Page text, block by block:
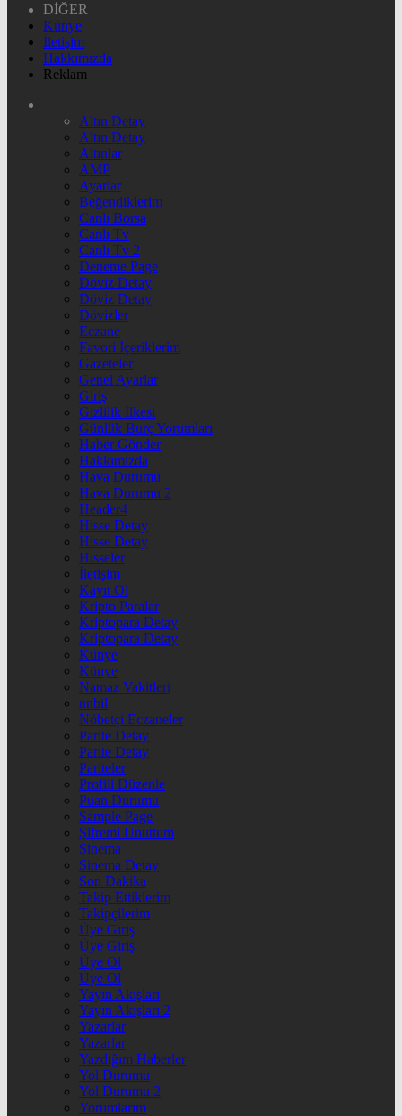
DİĞER
Künye
İletişim
Hakkımızda
Reklam
Altın Detay
Altın Detay
Altınlar
AMP
Ayarlar
Beğendiklerim
Canlı Borsa
Canlı Tv
Canlı Tv 2
Deneme Page
Döviz Detay
Döviz Detay
Dövizler
Eczane
Favori İçeriklerim
Gazeteler
Genel Ayarlar
Giriş
Gizlilik İlkesi
Günlük Burç Yorumları
Haber Gönder
Hakkımızda
Hava Durumu
Hava Durumu 2
Header4
Hisse Detay
Hisse Detay
Hisseler
İletişim
Kayıt Ol
Kripto Paralar
Kriptopara Detay
Kriptopara Detay
Künye
Künye
Namaz Vakitleri
nnbil
Nöbetçi Eczaneler
Parite Detay
Parite Detay
Pariteler
Profili Düzenle
Puan Durumu
Sample Page
Şifremi Unuttum
Sinema
Sinema Detay
Son Dakika
Takip Ettiklerim
Takipçilerim
Üye Giriş
Üye Giriş
Üye Ol
Üye Ol
Yayın Akışları
Yayın Akışları 2
Yazarlar
Yazarlar
Yazdığım Haberler
Yol Durumu
Yol Durumu 2
Yorumlarım